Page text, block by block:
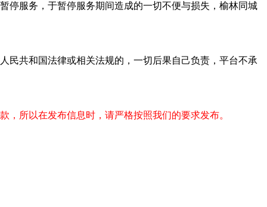
停服务，于暂停服务期间造成的一切不便与损失，榆林同城
民共和国法律或相关法规的，一切后果自己负责，平台不承
所以在发布信息时，请严格按照我们的要求发布。